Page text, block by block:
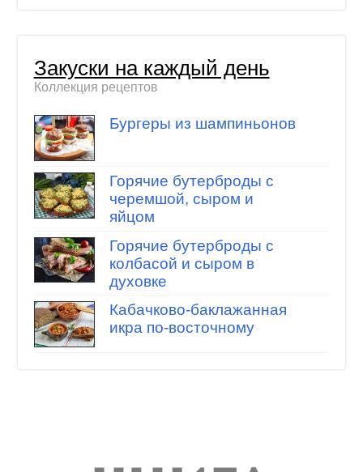
Закуски на каждый день
Коллекция рецептов
Бургеры из шампиньонов
Горячие бутерброды с
черемшой, сыром и
яйцом
Горячие бутерброды с
колбасой и сыром в
духовке
Кабачково-баклажанная
икра по-восточному